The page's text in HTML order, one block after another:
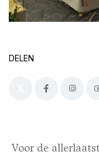
DELEN
Voor de